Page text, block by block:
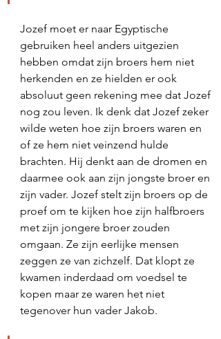
Jozef moet er naar Egyptische
gebruiken heel anders uitgezien
hebben omdat zijn broers hem niet
herkenden en ze hielden er ook
absoluut geen rekening mee dat Jozef
nog zou leven. Ik denk dat Jozef zeker
wilde weten hoe zijn broers waren en
of ze hem niet veinzend hulde
brachten. Hij denkt aan de dromen en
daarmee ook aan zijn jongste broer en
zijn vader. Jozef stelt zijn broers op de
proef om te kijken hoe zijn halfbroers
met zijn jongere broer zouden
omgaan. Ze zijn eerlijke mensen
zeggen ze van zichzelf. Dat klopt ze
kwamen inderdaad om voedsel te
kopen maar ze waren het niet
tegenover hun vader Jakob.